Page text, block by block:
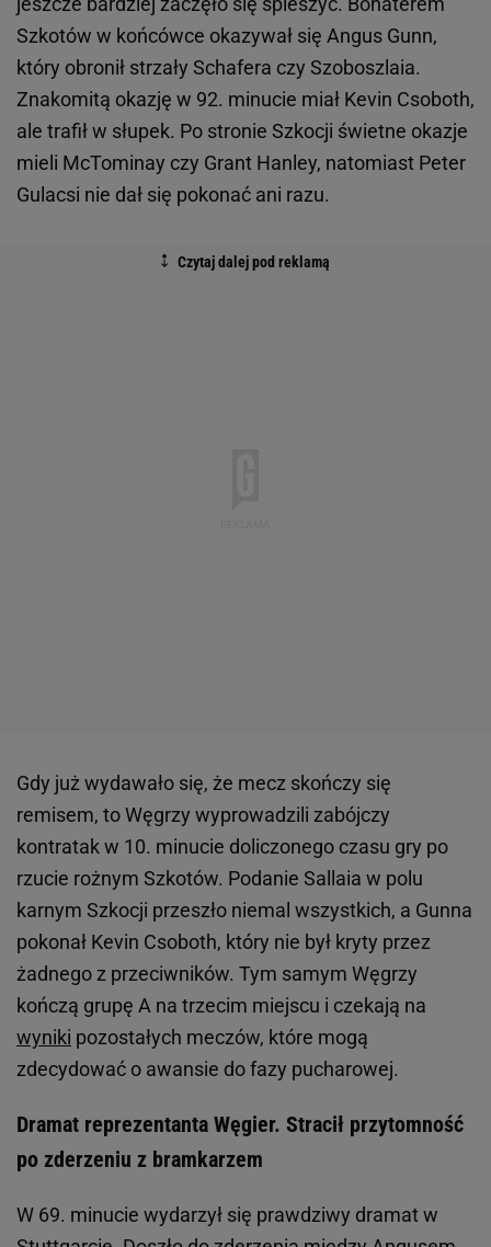
Szkotów w końcówce okazywał się Angus Gunn,
który obronił strzały Schafera czy Szoboszlaia.
Znakomitą okazję w 92. minucie miał Kevin Csoboth,
ale trafił w słupek. Po stronie Szkocji świetne okazje
mieli McTominay czy Grant Hanley, natomiast Peter
Gulacsi nie dał się pokonać ani razu.
Gdy już wydawało się, że mecz skończy się
remisem, to Węgrzy wyprowadzili zabójczy
kontratak w 10. minucie doliczonego czasu gry po
rzucie rożnym Szkotów. Podanie Sallaia w polu
karnym Szkocji przeszło niemal wszystkich, a Gunna
pokonał Kevin Csoboth, który nie był kryty przez
żadnego z przeciwników. Tym samym Węgrzy
kończą grupę A na trzecim miejscu i czekają na
wyniki pozostałych meczów, które mogą
zdecydować o awansie do fazy pucharowej.
Dramat reprezentanta Węgier. Stracił przytomność
po zderzeniu z bramkarzem
W 69. minucie wydarzył się prawdziwy dramat w